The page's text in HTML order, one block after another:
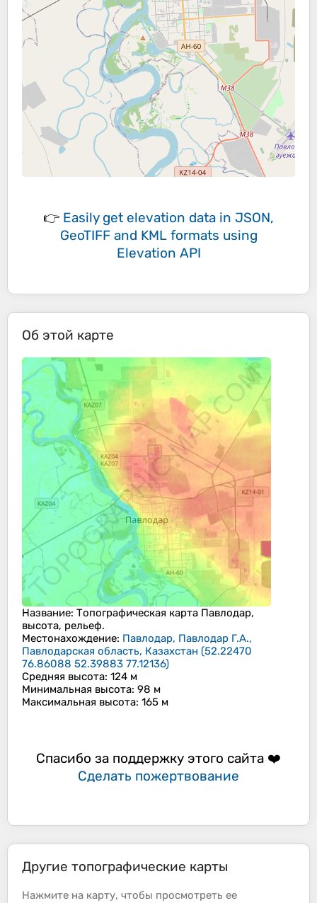
👉 Easily get elevation data in JSON,
GeoTIFF and KML formats using
Elevation API
Об этой карте
Название: Топографическая карта Павлодар,
высота, рельеф.
Местонахождение: Павлодар, Павлодар Г.А.,
Павлодарская область, Казахстан (52.22470
76.86088 52.39883 77.12136)
Средняя высота: 124 м
Минимальная высота: 98 м
Максимальная высота: 165 м
Спасибо за поддержку этого сайта ❤️
Сделать пожертвование
Другие топографические карты
Нажмите на карту, чтобы просмотреть ее